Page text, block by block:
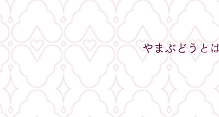
やまぶどうと